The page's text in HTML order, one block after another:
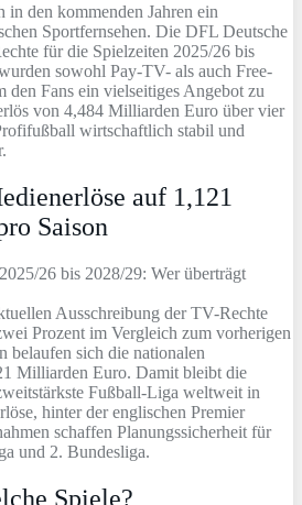
den kommenden Jahren ein
Sportfernsehen. Die DFL Deutsche
für die Spielzeiten 2025/26 bis
sowohl Pay-TV- als auch Free-
den Fans ein vielseitiges Angebot zu
von 4,484 Milliarden Euro über vier
wirtschaftlich stabil und
auf 1,121
Saison
Ausschreibung der TV-Rechte
Prozent im Vergleich zum vorherigen
belaufen sich die nationalen
Milliarden Euro. Damit bleibt die
Fußball-Liga weltweit in
hinter der englischen Premier
schaffen Planungssicherheit für
und 2. Bundesliga.
Spiele?